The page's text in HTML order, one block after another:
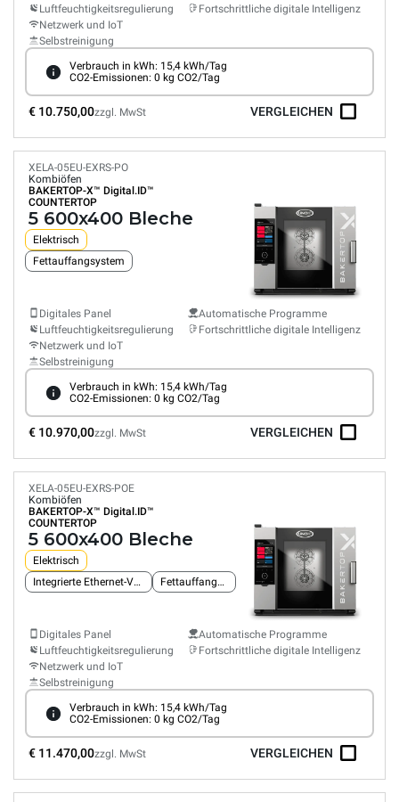
Luftfeuchtigkeitsregulierung
Netzwerk und IoT
Selbstreinigung
Fortschrittliche digitale Intelligenz
Verbrauch in kWh: 15,4 kWh/Tag
CO2-Emissionen: 0 kg CO2/Tag
€ 10.750,00zzgl. MwSt VERGLEICHEN
XELA-05EU-EXRS-PO
Kombiöfen
BAKERTOP-X™ Digital.ID™
COUNTERTOP
5 600x400 Bleche
Elektrisch
Fettauffangsystem
Digitales Panel
Luftfeuchtigkeitsregulierung
Netzwerk und IoT
Selbstreinigung
Automatische Programme
Fortschrittliche digitale Intelligenz
Verbrauch in kWh: 15,4 kWh/Tag
CO2-Emissionen: 0 kg CO2/Tag
€ 10.970,00zzgl. MwSt VERGLEICHEN
XELA-05EU-EXRS-POE
Kombiöfen
BAKERTOP-X™ Digital.ID™
COUNTERTOP
5 600x400 Bleche
Elektrisch
Integrierte Ethernet-Verbindung
Fettauffangsystem
Digitales Panel
Luftfeuchtigkeitsregulierung
Netzwerk und IoT
Selbstreinigung
Automatische Programme
Fortschrittliche digitale Intelligenz
Verbrauch in kWh: 15,4 kWh/Tag
CO2-Emissionen: 0 kg CO2/Tag
€ 11.470,00zzgl. MwSt VERGLEICHEN